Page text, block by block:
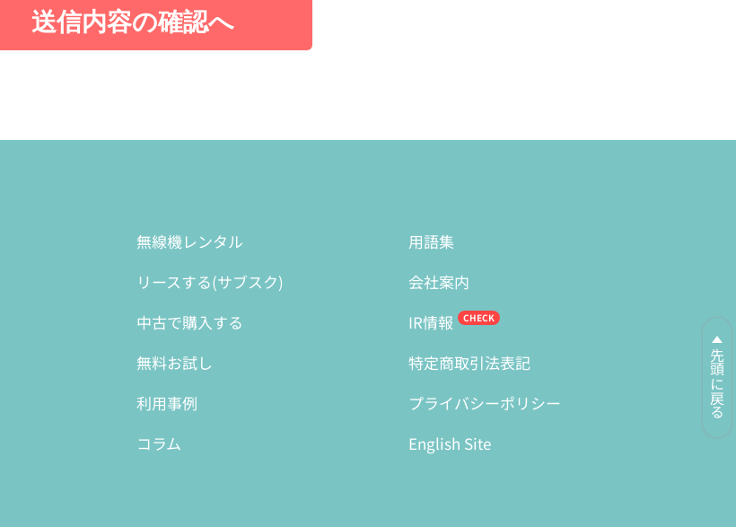
送信内容の確認へ
先頭に戻る
無線機レンタル
リースする(サブスク)
中古で購入する
無料お試し
利用事例
コラム
用語集
会社案内
IR情報
特定商取引法表記
プライバシーポリシー
English Site